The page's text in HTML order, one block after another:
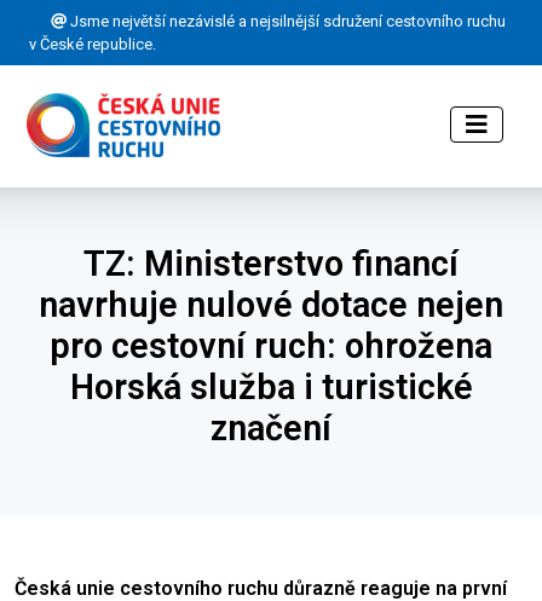
Jsme největší nezávislé a nejsilnější sdružení cestovního ruchu
v České republice.
TZ: Ministerstvo financí
navrhuje nulové dotace nejen
pro cestovní ruch: ohrožena
Horská služba i turistické
značení
Česká unie cestovního ruchu důrazně reaguje na první